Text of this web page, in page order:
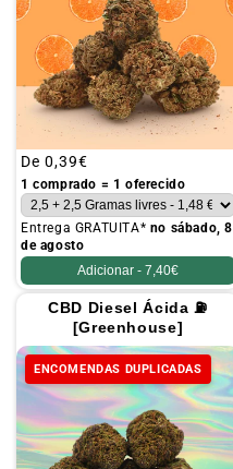
Preço
habitual
De 0,39€
1 comprado = 1 oferecido
Entrega GRATUITA* no sábado, 8
de agosto
Adicionar - 7,40€
CBD Diesel Ácida ⛽
[Greenhouse]
ENCOMENDAS DUPLICADAS